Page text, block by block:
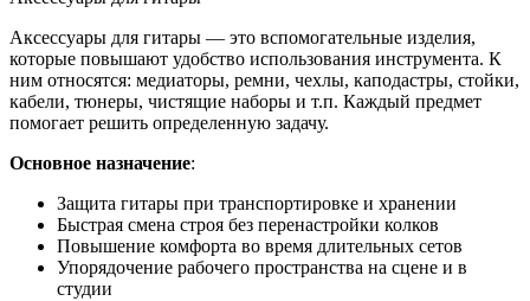
Аксессуары для гитары — это вспомогательные изделия,
которые повышают удобство использования инструмента. К
ним относятся: медиаторы, ремни, чехлы, каподастры, стойки,
кабели, тюнеры, чистящие наборы и т.п. Каждый предмет
помогает решить определенную задачу.
Основное назначение:
Защита гитары при транспортировке и хранении
Быстрая смена строя без перенастройки колков
Повышение комфорта во время длительных сетов
Упорядочение рабочего пространства на сцене и в
студии